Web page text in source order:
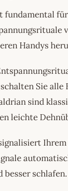
fundamental
Handys
Sie
sind
leichte
besser schlafen.